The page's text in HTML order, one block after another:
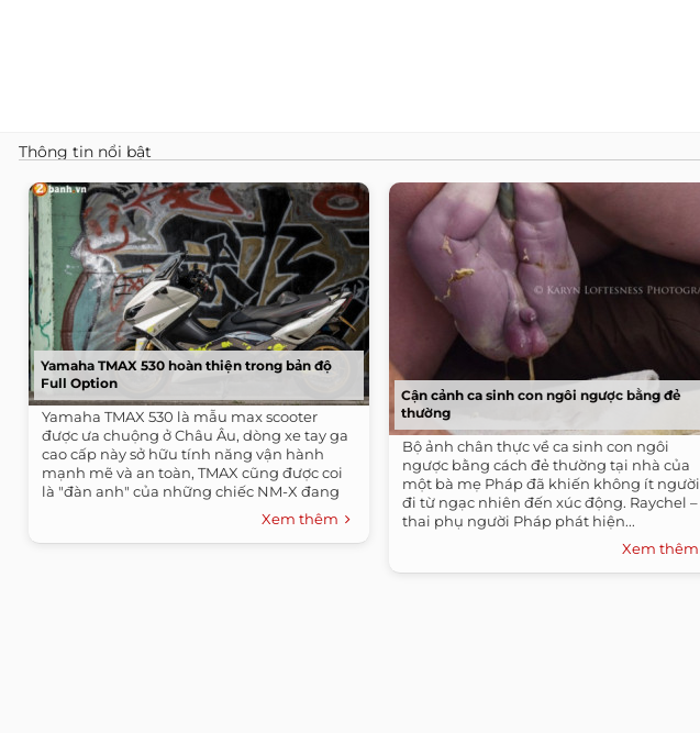
Thông tin nổi bật
Yamaha TMAX 530 hoàn thiện trong bản độ
Full Option
Yamaha TMAX 530 là mẫu max scooter
được ưa chuộng ở Châu Âu, dòng xe tay ga
cao cấp này sở hữu tính năng vận hành
mạnh mẽ và an toàn, TMAX cũng được coi
là "đàn anh" của những chiếc NM-X đang
Xem thêm
Cận cảnh ca sinh con ngôi ngược bằng đẻ
thường
Bộ ảnh chân thực về ca sinh con ngôi
ngược bằng cách đẻ thường tại nhà của
một bà mẹ Pháp đã khiến không ít người
đi từ ngạc nhiên đến xúc động. Raychel –
thai phụ người Pháp phát hiện...
Xem thêm